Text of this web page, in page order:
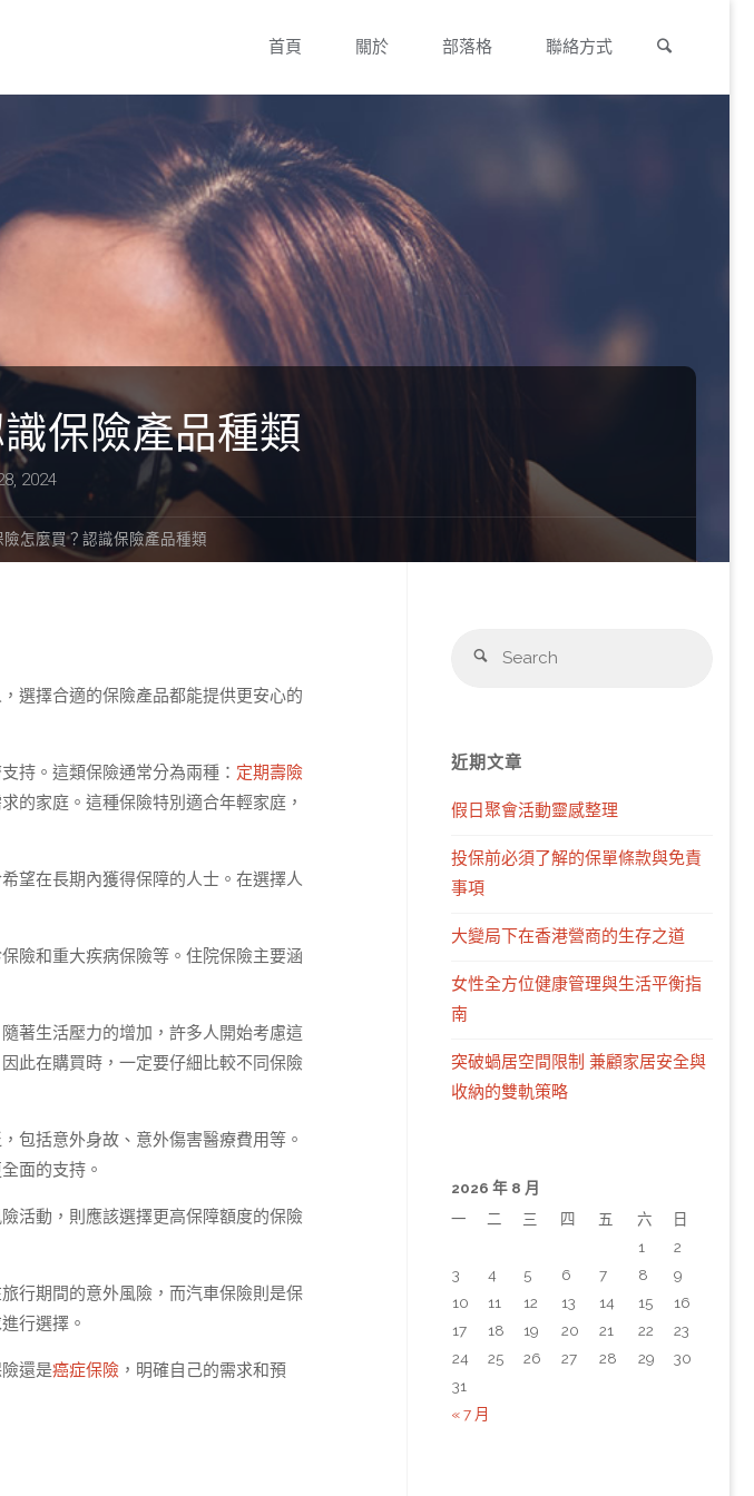
content
首頁 關於 部落格 聯絡方式
保險產品種類
2024
險怎麼買？認識保險產品種類
選擇合適的保險產品都能提供更安心的
持。這類保險通常分為兩種： 定期壽險
的家庭。這種保險特別適合年輕家庭，
望在長期內獲得保障的人士。在選擇人
險和重大疾病保險等。住院保險主要涵
著生活壓力的增加，許多人開始考慮這
此在購買時，一定要仔細比較不同保險
包括意外身故、意外傷害醫療費用等。
面的支持。
活動，則應該選擇更高保障額度的保險
行期間的意外風險，而汽車保險則是保
行選擇。
還是癌症保險 ，明確自己的需求和預
Search
近期文章
假日聚會活動靈感整理
投保前必須了解的保單條款與免責
事項
大變局下在香港營商的生存之道
女性全方位健康管理與生活平衡指
南
突破蝸居空間限制 兼顧家居安全與
收納的雙軌策略
2026 年 8 月
一
二 三 四 五 六 日
« 7 月
1
2
3
4 5 6 7 8
9
10
11 12 13 14 15
16
17
18 19 20 21 22
23
24
25 26 27 28 29
30
31